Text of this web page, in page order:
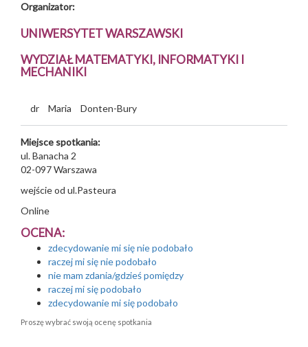
Organizator:
UNIWERSYTET WARSZAWSKI
WYDZIAŁ MATEMATYKI, INFORMATYKI I
MECHANIKI
dr Maria Donten-Bury
Miejsce spotkania:
ul. Banacha 2
02-097Warszawa
wejście od ul.Pasteura
Online
OCENA:
zdecydowanie mi się nie podobało
raczej mi się nie podobało
nie mam zdania/gdzieś pomiędzy
raczej mi się podobało
zdecydowanie mi się podobało
Proszę wybrać swoją ocenę spotkania